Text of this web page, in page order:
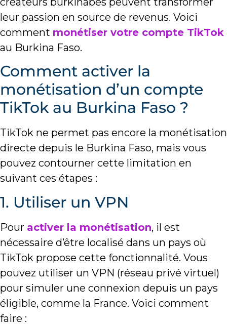
leur passion en source de revenus. Voici
comment monétiser votre compte TikTok
au Burkina Faso.
Comment activer la
monétisation d’un compte
TikTok au Burkina Faso ?
TikTok ne permet pas encore la monétisation
directe depuis le Burkina Faso, mais vous
pouvez contourner cette limitation en
suivant ces étapes :
1. Utiliser un VPN
Pour activer la monétisation, il est
nécessaire d’être localisé dans un pays où
TikTok propose cette fonctionnalité. Vous
pouvez utiliser un VPN (réseau privé virtuel)
pour simuler une connexion depuis un pays
éligible, comme la France. Voici comment
faire :